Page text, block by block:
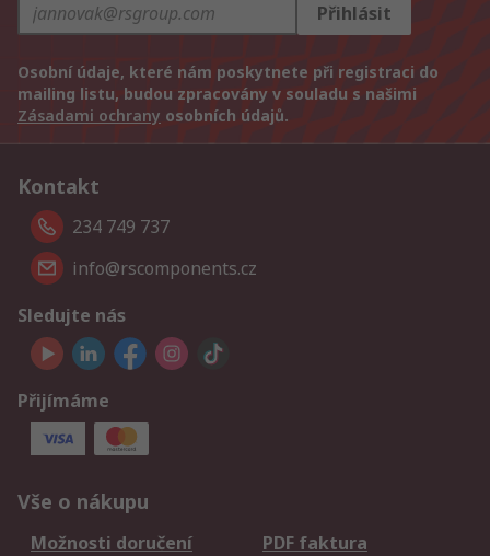
Přihlásit
Osobní údaje, které nám poskytnete při registraci do
mailing listu, budou zpracovány v souladu s našimi
Zásadami ochrany osobních údajů.
Kontakt
234 749 737
info@rscomponents.cz
Sledujte nás
Přijímáme
Vše o nákupu
Možnosti doručení
PDF faktura